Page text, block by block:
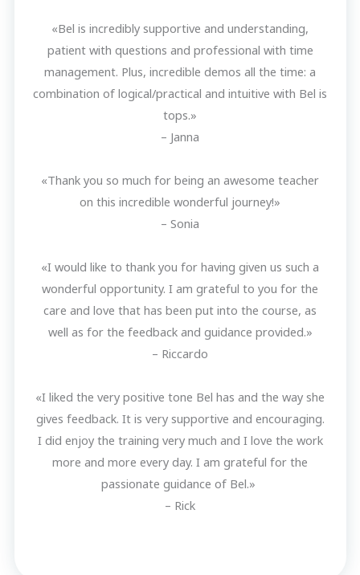
«Bel is incredibly supportive and understanding,
patient with questions and professional with time
management. Plus, incredible demos all the time: a
combination of logical/practical and intuitive with Bel is
tops.»
– Janna
«Thank you so much for being an awesome teacher
on this incredible wonderful journey!»
– Sonia
«I would like to thank you for having given us such a
wonderful opportunity. I am grateful to you for the
care and love that has been put into the course, as
well as for the feedback and guidance provided.»
– Riccardo
«I liked the very positive tone Bel has and the way she
gives feedback. It is very supportive and encouraging.
I did enjoy the training very much and I love the work
more and more every day. I am grateful for the
passionate guidance of Bel.»
– Rick